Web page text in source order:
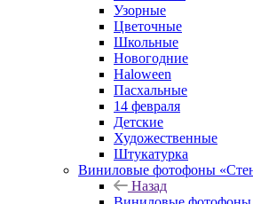
Узорные
Цветочные
Школьные
Новогодние
Haloween
Пасхальные
14 февраля
Детские
Художественные
Штукатурка
Виниловые фотофоны
Назад